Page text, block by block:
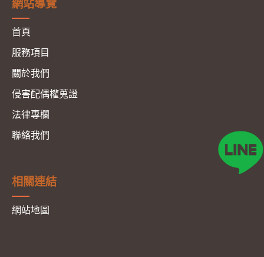
網站導覽
首頁
服務項目
關於我們
侵害配偶權蒐證
法律專欄
聯絡我們
相關連結
網站地圖